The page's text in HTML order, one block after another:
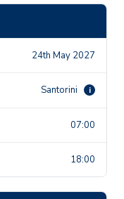
24th May 2027
Santorini i
07:00
18:00